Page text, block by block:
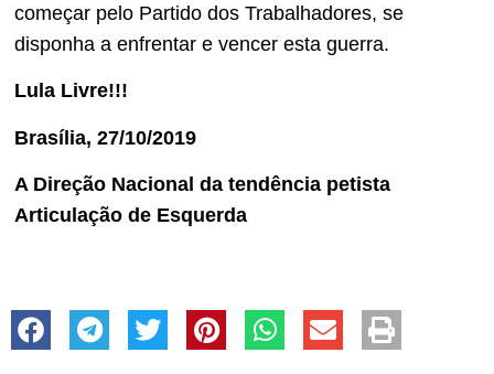
começar pelo Partido dos Trabalhadores, se
disponha a enfrentar e vencer esta guerra.
Lula Livre!!!
Brasília, 27/10/2019
A Direção Nacional da tendência petista
Articulação de Esquerda